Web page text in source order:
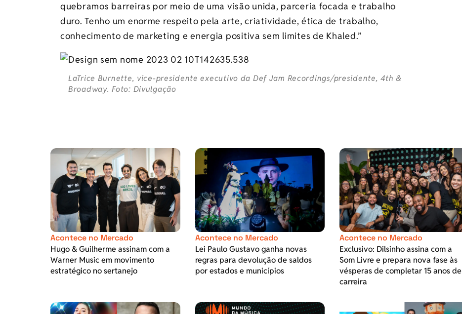
quebramos barreiras por meio de uma visão unida, parceria focada e trabalho
duro. Tenho um enorme respeito pela arte, criatividade, ética de trabalho,
conhecimento de marketing e energia positiva sem limites de Khaled.”
LaTrice Burnette, vice-presidente executivo da Def Jam Recordings/presidente, 4th &
Broadway. Foto: Divulgação
Acontece no Mercado
Hugo & Guilherme assinam com a
Warner Music em movimento
estratégico no sertanejo
Acontece no Mercado
Lei Paulo Gustavo ganha novas
regras para devolução de saldos
por estados e municípios
Acontece no Mercado
Exclusivo: Dilsinho assina com a
Som Livre e prepara nova fase às
vésperas de completar 15 anos de
carreira